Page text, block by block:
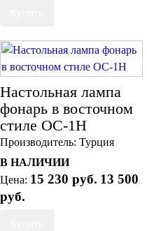
Настольная лампа
фонарь в восточном
стиле ОС-1Н
Производитель: Турция
В НАЛИЧИИ
Цена: 15 230 руб. 13 500
руб.